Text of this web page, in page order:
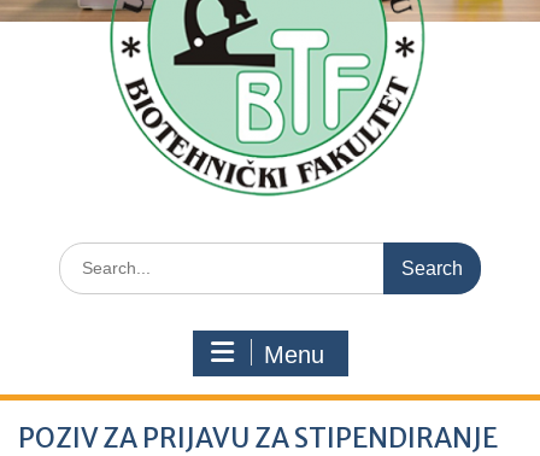
Search
for:
Menu
POZIV ZA PRIJAVU ZA STIPENDIRANJE